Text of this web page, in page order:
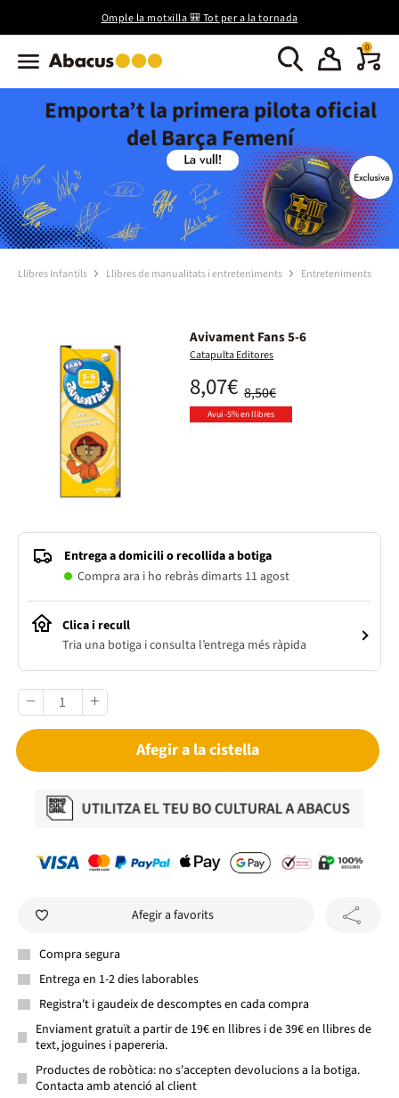
Omple la motxilla 🎒 Tot per a la tornada
0
Emporta’t la primera pilota oficial
del Barça Femení
Llibres Infantils Llibres de manualitats i entreteniments Entreteniments
Avivament Fans 5-6
Catapulta Editores
8,50€
8,07€
Avui -5% en llibres
Entrega a domicili o recollida a botiga
Compra ara i ho rebràs dimarts 11 agost
Clica i recull
Tria una botiga i consulta l’entrega més ràpida
Afegir a la cistella
Afegir a favorits
Compra segura
Entrega en 1-2 dies laborables
Registra't i gaudeix de descomptes en cada compra
Enviament gratuït a partir de 19€ en llibres i de 39€ en llibres de
text, joguines i papereria.
Productes de robòtica: no s'accepten devolucions a la botiga.
Contacta amb atenció al client